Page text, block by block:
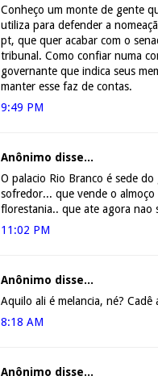
Conheço um monte de gente
utiliza para defender a
pt, que quer acabar com o
tribunal. Como confiar numa
governante que indica seus
manter esse faz de contas.
9:49 PM
Anônimo disse...
O palacio Rio Branco é sede
sofredor... que vende o
florestania.. que ate agora nao
11:02 PM
Anônimo disse...
Aquilo ali é melancia, né? Cadê
8:18 AM
Anônimo disse...